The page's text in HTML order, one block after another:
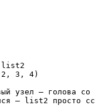
list2
3, 4)
узел — голова со
— list2 просто